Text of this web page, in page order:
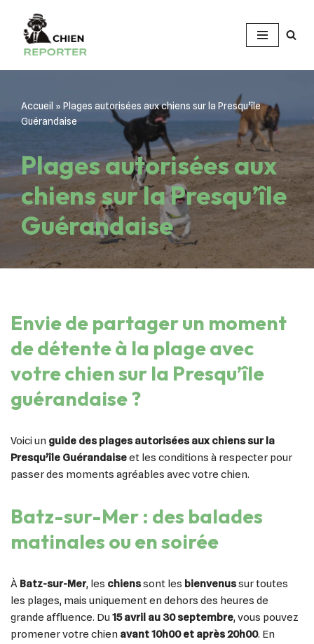
Aller
contenu
Accueil » Plages autorisées aux chiens sur la Presqu’île
Guérandaise
Plages autorisées aux
chiens sur la Presqu’île
Guérandaise
Envie de partager un moment
de détente à la plage avec
votre chien sur la Presqu’île
guérandaise ?
Voici un guide des plages autorisées aux chiens sur la
Presqu’île Guérandaiseet les conditions à respecter pour
passer des moments agréables avec votre chien.
Batz-sur-Mer : des balades
matinales ou en soirée
À Batz-sur-Mer, les chienssont les bienvenussur toutes
les plages, mais uniquement en dehors des heures de
grande affluence. Du15 avril au 30 septembre, vous pouvez
promener votre chien avant 10h00 et après 20h00. En